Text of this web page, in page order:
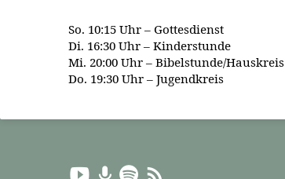
So. 10:15 Uhr – Gottesdienst
Di. 16:30 Uhr – Kinderstunde
Mi. 20:00 Uhr – Bibelstunde/Hauskreis
Do. 19:30 Uhr – Jugendkreis